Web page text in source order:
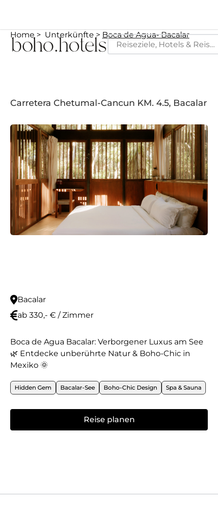
Home Unterkünfte Boca de Agua- Bacalar
Carretera Chetumal-Cancun KM. 4.5, Bacalar
Bacalar
ab 330,- € / Zimmer
Boca de Agua Bacalar: Verborgener Luxus am See
🌿 Entdecke unberührte Natur & Boho-Chic in
Mexiko 🌞
Hidden Gem Bacalar-See Boho-Chic Design Spa & Sauna
Reise planen